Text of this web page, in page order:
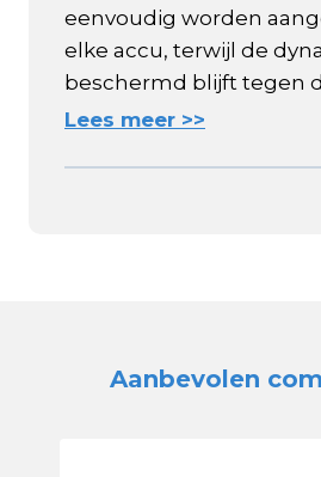
eenvoudig worden
elke accu, terwijl de
beschermd blijft tegen
Lees meer >>
Aanbevolen